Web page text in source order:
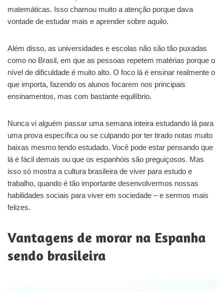
matemáticas. Isso chamou muito a atenção porque dava
vontade de estudar mais e aprender sobre aquilo.
Além disso, as universidades e escolas não são tão puxadas
como no Brasil, em que as pessoas repetem matérias porque o
nível de dificuldade é muito alto. O foco lá é ensinar realmente o
que importa, fazendo os alunos focarem nos principais
ensinamentos, mas com bastante equilíbrio.
Nunca vi alguém passar uma semana inteira estudando lá para
uma prova específica ou se culpando por ter tirado notas muito
baixas mesmo tendo estudado. Você pode estar pensando que
lá é fácil demais ou que os espanhóis são preguiçosos. Mas
isso só mostra a cultura brasileira de viver para estudo e
trabalho, quando é tão importante desenvolvermos nossas
habilidades sociais para viver em sociedade – e sermos mais
felizes.
Vantagens de morar na Espanha
sendo brasileira